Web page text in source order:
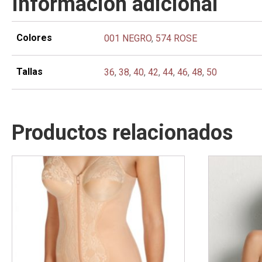
Colores 001 NEGRO, 574 ROSE
Tallas 36, 38, 40, 42, 44, 46, 48, 50
Productos relacionados
producto
múltiples
variantes.
opciones